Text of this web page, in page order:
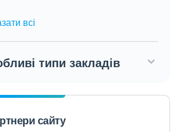
всі
типи закладів
сайту